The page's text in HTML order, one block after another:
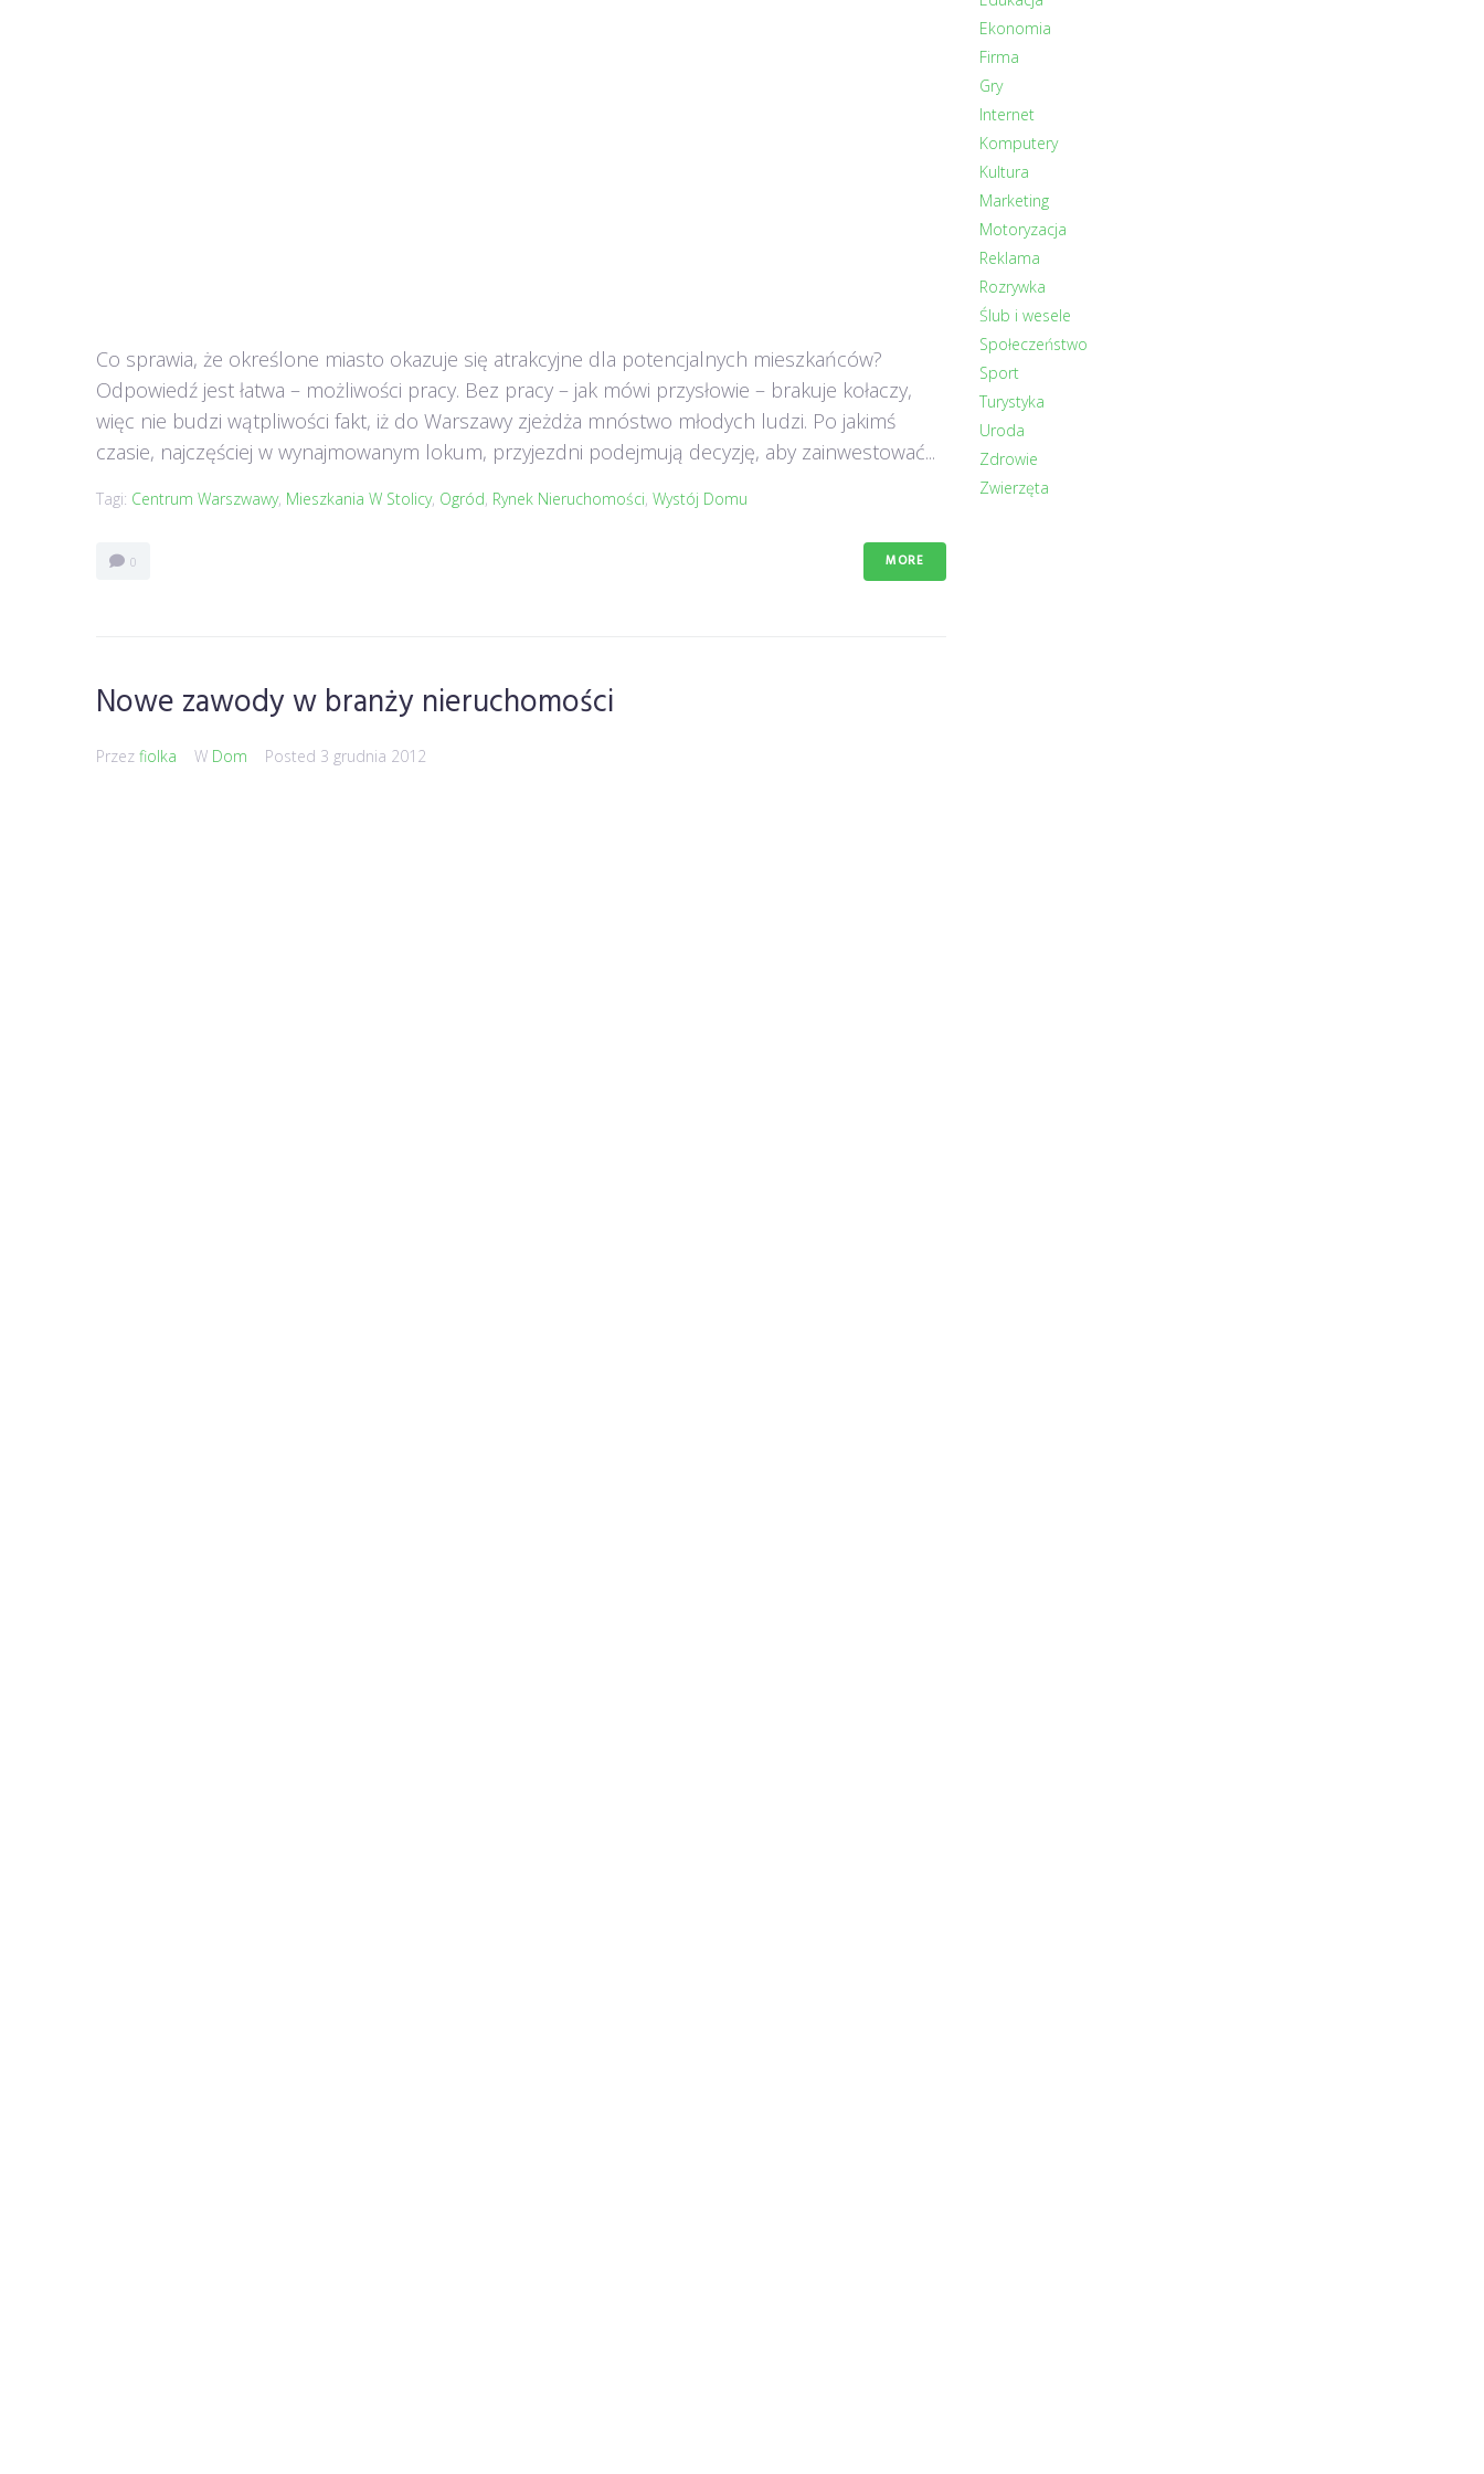
Co sprawia, że określone miasto okazuje się atrakcyjne dla potencjalnych mieszkańców?
Odpowiedź jest łatwa – możliwości pracy. Bez pracy – jak mówi przysłowie – brakuje kołaczy,
więc nie budzi wątpliwości fakt, iż do Warszawy zjeżdża mnóstwo młodych ludzi. Po jakimś
czasie, najczęściej w wynajmowanym lokum, przyjezdni podejmują decyzję, aby zainwestować...
Tagi: Centrum Warszwawy, Mieszkania W Stolicy, Ogród, Rynek Nieruchomości, Wystój Domu
0 MORE
Nowe zawody w branży nieruchomości
Przez fiolka W Dom Posted 3 grudnia 2012
Ekonomia
Firma
Gry
Internet
Komputery
Kultura
Marketing
Motoryzacja
Reklama
Rozrywka
Ślub i wesele
Społeczeństwo
Sport
Turystyka
Uroda
Zdrowie
Zwierzęta